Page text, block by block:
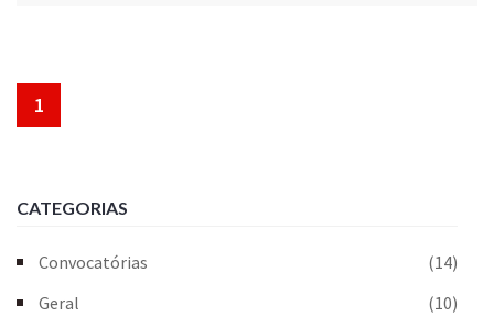
1
CATEGORIAS
Convocatórias
(14)
Geral
(10)